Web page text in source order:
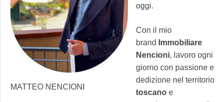
MATTEO NENCIONI
oggi.
Con il mio
brand
Immobiliare
Nencioni, lavoro ogni
giorno con passione e
dedizione nel territorio
toscano e